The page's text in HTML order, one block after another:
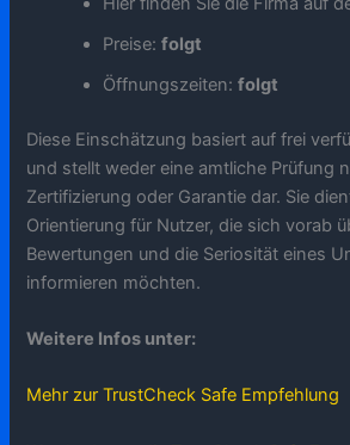
Preise:folgt
Öffnungszeiten:folgt
Diese Einschätzung basiert auf frei
und stellt weder eine amtliche Prüfung
Zertifizierung oder Garantie dar. Sie
Orientierung für Nutzer, die sich vorab
Bewertungen und die Seriosität eines
informieren möchten.
Weitere Infos unter:
Mehr zur TrustCheck Safe Empfehlung